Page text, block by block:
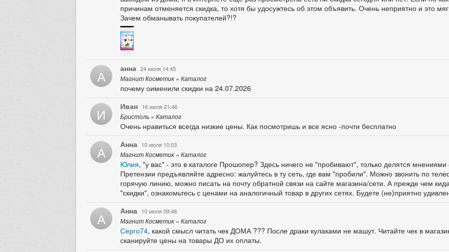
причинам отменяется скидка, то хотя бы удосужтесь об этом объявить. Очень неприятно и это
Зачем обманывать покупателей?!?
А анна 24 июля 14:45
Магнит Косметик » Каталог
почему оименили скидки на 24.07.2026
И Иван 16 июля 21:46
Бристоль » Каталог
Очень нравиться всегда низкие цены. Как посмотришь и все ясно -почти бесплатно
А Анна 10 июля 10:03
Магнит Косметик » Каталог
Юлия, "у вас" - это в каталоге Прошопер? Здесь ничего не "пробивают", только делятся мнениями
Претензии предъявляйте адресно: жалуйтесь в ту сеть, где вам "пробили". Можно звонить по
горячую линию, можно писать на почту обратной связи на сайте магазина/сети. А прежде чем
"скидки", ознакомьтесь с ценами на аналогичный товар в других сетях. Будете (не)приятно
А Анна 10 июля 09:48
Магнит Косметик » Каталог
Серго74, какой смысл читать чек ДОМА ??? После драки кулаками не машут. Читайте чек в
сканируйте цены на товары ДО их оплаты.